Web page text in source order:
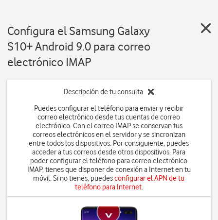
Configura el Samsung Galaxy
S10+ Android 9.0 para correo
electrónico IMAP
Descripción de tu consulta
Puedes configurar el teléfono para enviar y recibir
correo electrónico desde tus cuentas de correo
electrónico. Con el correo IMAP se conservan tus
correos electrónicos en el servidor y se sincronizan
entre todos los dispositivos. Por consiguiente, puedes
acceder a tus correos desde otros dispositivos. Para
poder configurar el teléfono para correo electrónico
IMAP, tienes que disponer de conexión a Internet en tu
móvil. Si no tienes, puedesconfigurar el APN de tu
teléfono para Internet.